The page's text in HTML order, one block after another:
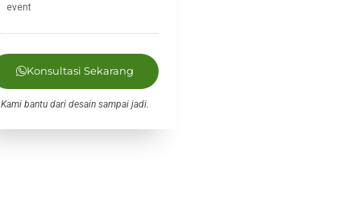
event
Konsultasi Sekarang
Kami bantu dari desain sampai jadi.